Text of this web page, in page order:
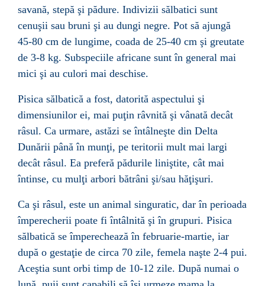
savană, stepă şi pădure. Indivizii sălbatici sunt
cenuşii sau bruni şi au dungi negre. Pot să ajungă
45-80 cm de lungime, coada de 25-40 cm şi greutate
de 3-8 kg. Subspeciile africane sunt în general mai
mici şi au culori mai deschise.
Pisica sălbatică a fost, datorită aspectului şi
dimensiunilor ei, mai puţin râvnită şi vânată decât
râsul. Ca urmare, astăzi se întâlneşte din Delta
Dunării până în munţi, pe teritorii mult mai largi
decât râsul. Ea preferă pădurile liniştite, cât mai
întinse, cu mulţi arbori bătrâni şi/sau hăţişuri.
Ca şi râsul, este un animal singuratic, dar în perioada
împerecherii poate fi întâlnită şi în grupuri. Pisica
sălbatică se împerechează în februarie-martie, iar
după o gestaţie de circa 70 zile, femela naşte 2-4 pui.
Aceştia sunt orbi timp de 10-12 zile. După numai o